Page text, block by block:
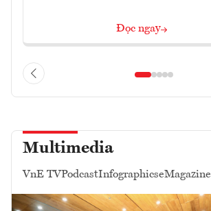
Đọc ngay
Multimedia
VnE TVPodcastInfographicseMagazine